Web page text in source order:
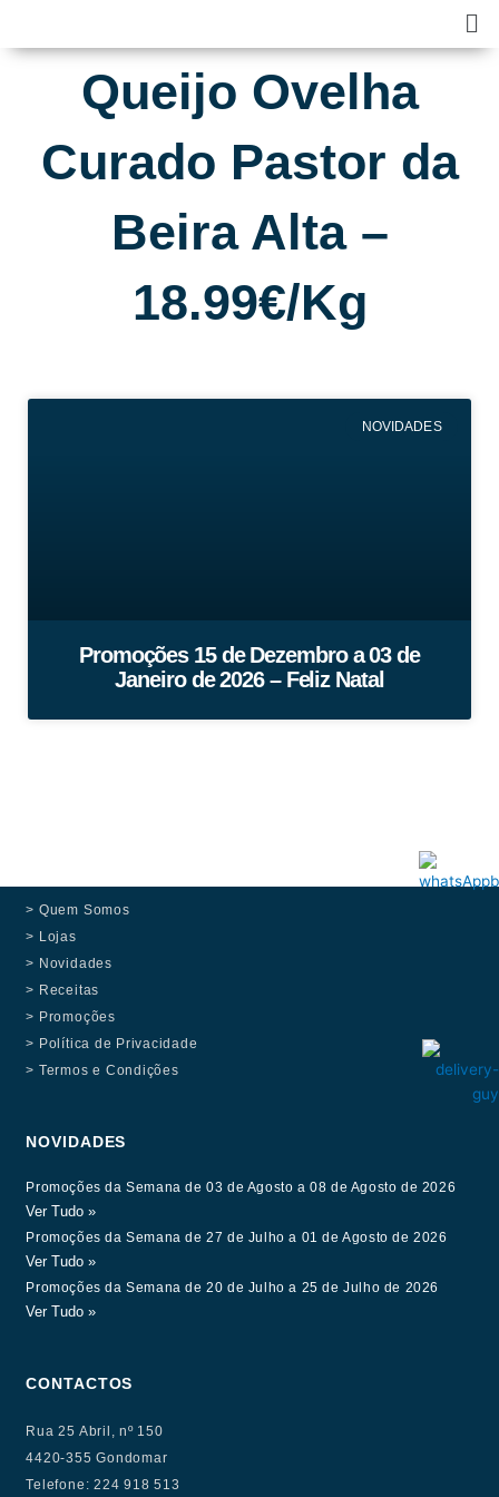
content
Queijo Ovelha
Curado Pastor da
Beira Alta –
18.99€/Kg
NOVIDADES
Promoções 15 de Dezembro a 03 de
Janeiro de 2026 – Feliz Natal
> Quem Somos
> Lojas
> Novidades
> Receitas
> Promoções
> Política de Privacidade
> Termos e Condições
NOVIDADES
Promoções da Semana de 03 de Agosto a 08 de Agosto de 2026
Ver Tudo »
Promoções da Semana de 27 de Julho a 01 de Agosto de 2026
Ver Tudo »
Promoções da Semana de 20 de Julho a 25 de Julho de 2026
Ver Tudo »
CONTACTOS
Rua 25 Abril, nº 150
4420-355 Gondomar
Telefone: 224 918 513